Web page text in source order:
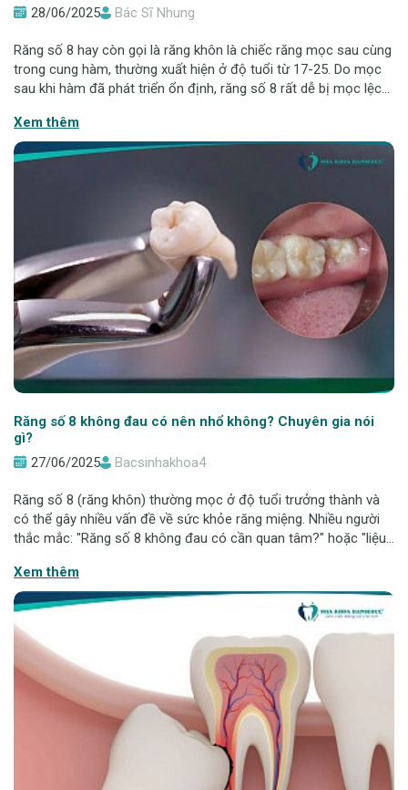
28/06/2025 Bác Sĩ Nhung
Răng số 8 hay còn gọi là răng khôn là chiếc răng mọc sau cùng
trong cung hàm, thường xuất hiện ở độ tuổi từ 17-25. Do mọc
sau khi hàm đã phát triển ổn định, răng số 8 rất dễ bị mọc lệch,
biến chứng nghiêm
Xem thêm
Răng số 8 không đau có nên nhổ không? Chuyên gia nói
gì?
27/06/2025
Bacsinhakhoa4
Răng số 8 (răng khôn) thường mọc ở độ tuổi trưởng thành và
có thể gây nhiều vấn đề về sức khỏe răng miệng. Nhiều người
thắc mắc: "Răng số 8 không đau có cần quan tâm?" hoặc "liệu
và giúp bạn đưa r
Xem thêm